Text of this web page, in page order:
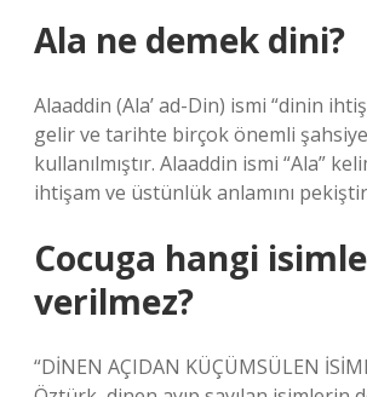
Ala ne demek dini?
Alaaddin (Ala’ ad-Din) ismi “dinin
gelir ve tarihte birçok önemli
kullanılmıştır. Alaaddin ismi “Ala”
ihtişam ve üstünlük anlamını
Cocuga hangi
verilmez?
“DİNEN AÇIDAN KÜÇÜMSÜLEN